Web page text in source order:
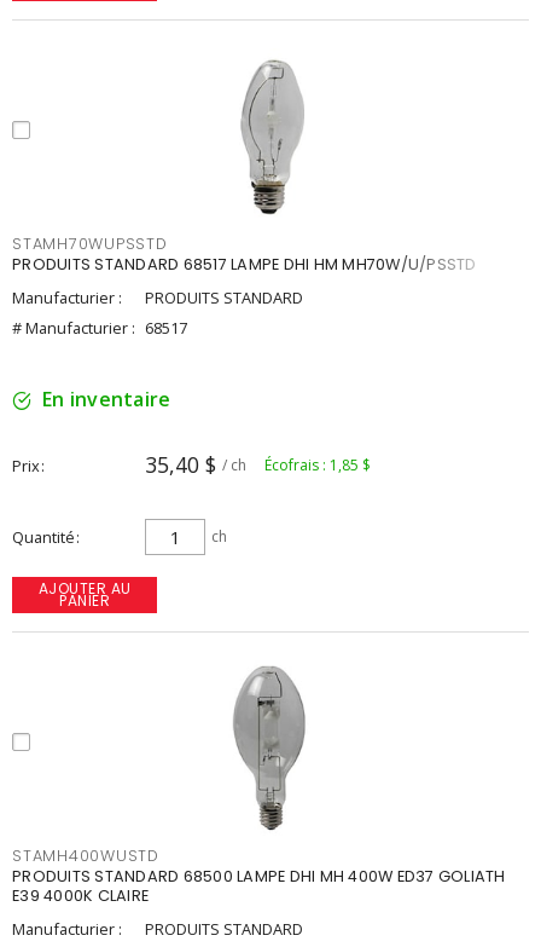
STAMH70WUPSSTD
PRODUITS STANDARD 68517 LAMPE DHI HM MH70W/U/PSSTD
Manufacturier :
PRODUITS STANDARD
# Manufacturier : 68517
En inventaire
Prix 35,40 $ / ch Écofrais : 1,85 $
Quantité ch
AJOUTER AU
PANIER
STAMH400WUSTD
PRODUITS STANDARD 68500 LAMPE DHI MH 400W ED37 GOLIATH
E39 4000K CLAIRE
Manufacturier :
PRODUITS STANDARD